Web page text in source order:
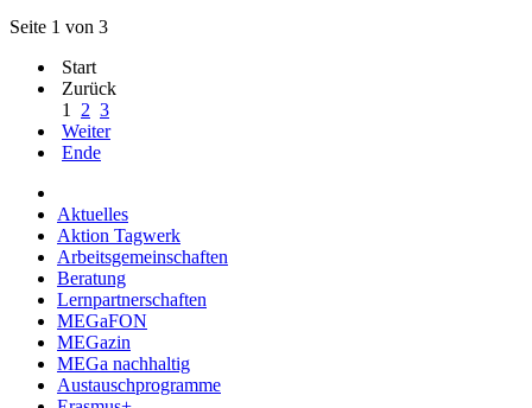
Seite 1 von 3
Start
Zurück
1
2 3
Weiter
Ende
Aktuelles
Aktion Tagwerk
Arbeitsgemeinschaften
Beratung
Lernpartnerschaften
MEGaFON
MEGazin
MEGa nachhaltig
Austauschprogramme